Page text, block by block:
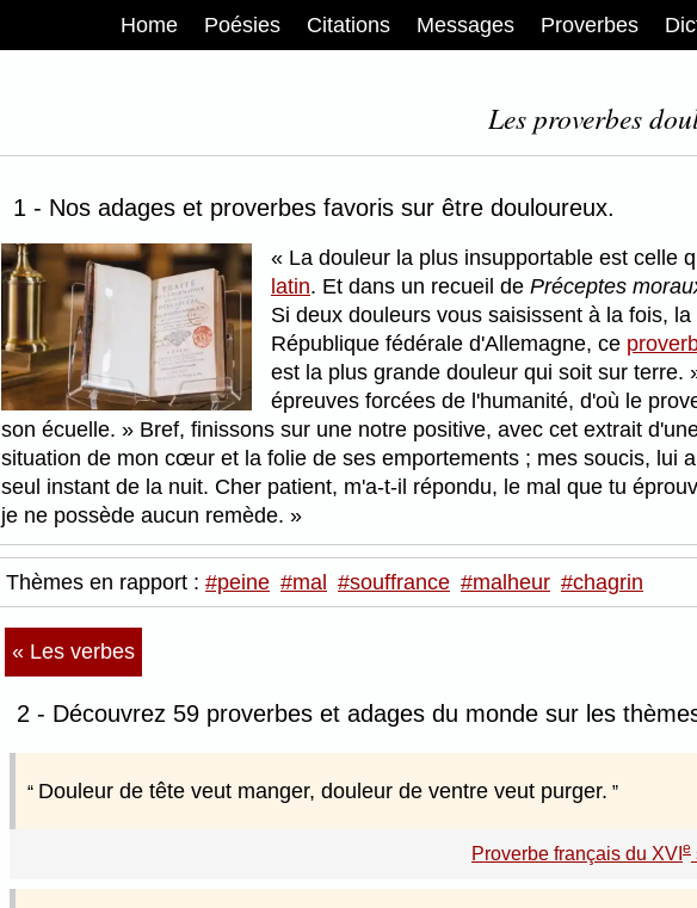
Home Poésies Citations Messages Proverbes
Les proverbes
1 - Nos adages et proverbes favoris sur être douloureux.
La douleur la plus insupportable est celle
latin. Et dans un recueil de Préceptes
Si deux douleurs vous saisissent à la fois,
République fédérale d'Allemagne, ce
est la plus grande douleur qui soit sur terre.
épreuves forcées de l'humanité, d'où le
son écuelle.
Bref, finissons sur une notre positive, avec cet extrait
situation de mon cœur et la folie de ses emportements ; mes soucis, lui
seul instant de la nuit. Cher patient, m'a-t-il répondu, le mal que tu
je ne possède aucun remède.
Thèmes en rapport : #peine #mal #souffrance #malheur #chagrin
« Les verbes
2 - Découvrez 59 proverbes et adages du monde sur les
Douleur de tête veut manger, douleur de ventre veut purger.
Proverbe français du XVI e